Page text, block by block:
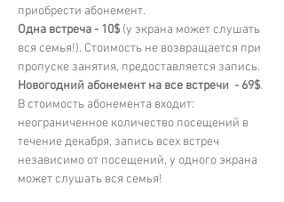
приобрести абонемент.
Одна встреча - 10$ (у экрана может слушать
вся семья!). Стоимость не возвращается при
пропуске занятия, предоставляется запись.
Новогодний абонемент на все встречи  - 69$.
В стоимость абонемента входит:
неограниченное количество посещений в
течение декабря, запись всех встреч
независимо от посещений, у одного экрана
может слушать вся семья!